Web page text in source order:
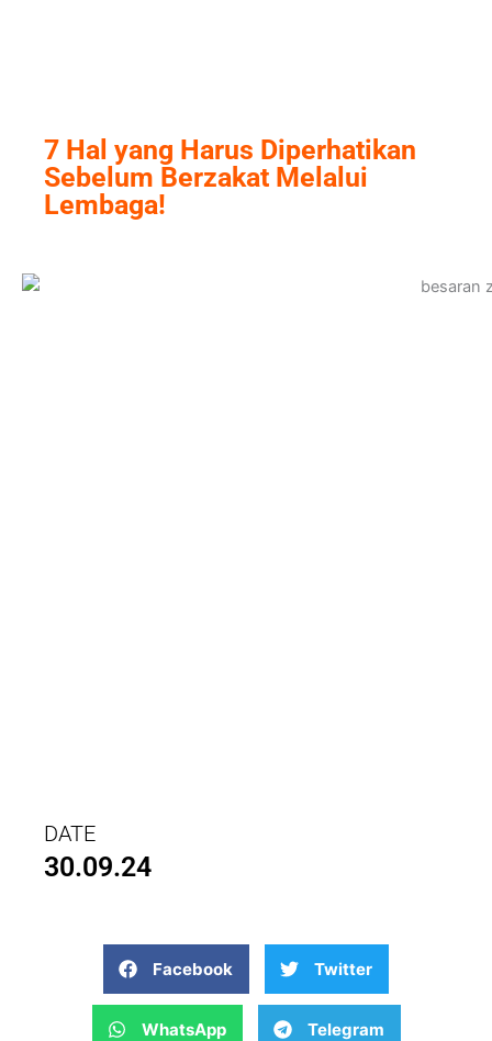
7 Hal yang Harus Diperhatikan
Sebelum Berzakat Melalui
Lembaga!
DATE
30.09.24
Facebook Twitter
WhatsApp Telegram